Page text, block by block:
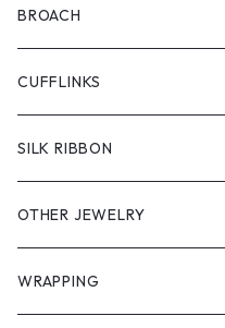
BROACH
CUFFLINKS
SILK RIBBON
OTHER JEWELRY
WRAPPING